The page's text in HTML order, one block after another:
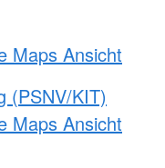
Maps Ansicht
(PSNV/KIT)
Maps Ansicht